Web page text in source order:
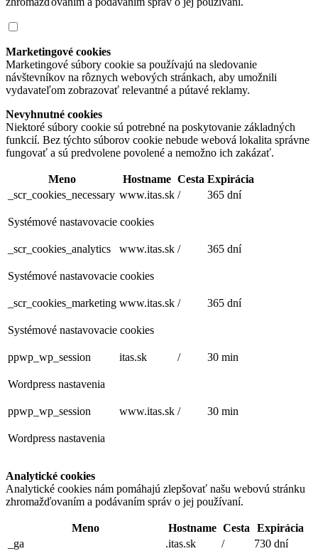
Marketingové cookies
Marketingové súbory cookie sa používajú na sledovanie
návštevníkov na rôznych webových stránkach, aby umožnili
vydavateľom zobrazovať relevantné a pútavé reklamy.
Nevyhnutné cookies
Niektoré súbory cookie sú potrebné na poskytovanie základných
funkcií. Bez týchto súborov cookie nebude webová lokalita správne
fungovať a sú predvolene povolené a nemožno ich zakázať.
Meno Hostname Cesta Expirácia
_scr_cookies_necessary www.itas.sk / 365 dní
Systémové nastavovacie cookies
_scr_cookies_analytics www.itas.sk / 365 dní
Systémové nastavovacie cookies
_scr_cookies_marketing www.itas.sk / 365 dní
Systémové nastavovacie cookies
ppwp_wp_session itas.sk / 30 min
Wordpress nastavenia
ppwp_wp_session www.itas.sk / 30 min
Wordpress nastavenia
Analytické cookies
Analytické cookies nám pomáhajú zlepšovať našu webovú stránku
zhromažďovaním a podávaním správ o jej používaní.
Meno Hostname Cesta
Expirácia
_ga
.itas.sk / 730 dní